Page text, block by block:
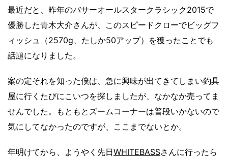
最近だと、昨年のバサーオールスタークラシック2015で
優勝した青木大介さんが、このスピードクローでビッグフ
ィッシュ（2570g、たしか50アップ）を獲ったことでも
話題になりました。
案の定それを知った僕は、急に興味が出てきてしまい釣具
屋に行くたびにこいつを探しましたが、なかなか売ってま
せんでした。もともとズームコーナーは普段いかないので
気にしてなかったのですが、ここまでないとか。
年明けてから、ようやく先日WHITEBASSさんに行ったら